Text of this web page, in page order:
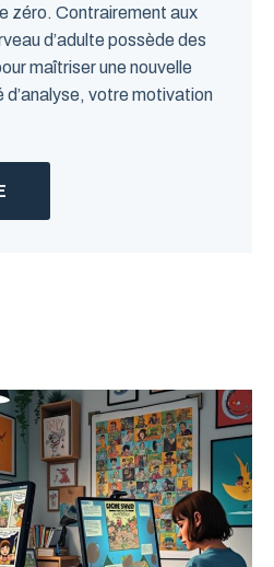
zéro. Contrairement aux
d’adulte possède des
maîtriser une nouvelle
votre motivation